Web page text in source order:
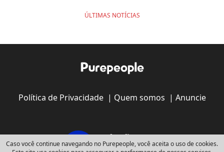
ÚLTIMAS NOTÍCIAS
Política de Privacidade| Quem somos | Anuncie
Caso você continue navegando no Purepeople, você aceita o uso de cookies.